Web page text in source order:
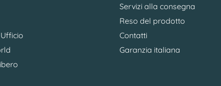
Servizi alla consegna
Reso del prodotto
Contatti
Garanzia italiana